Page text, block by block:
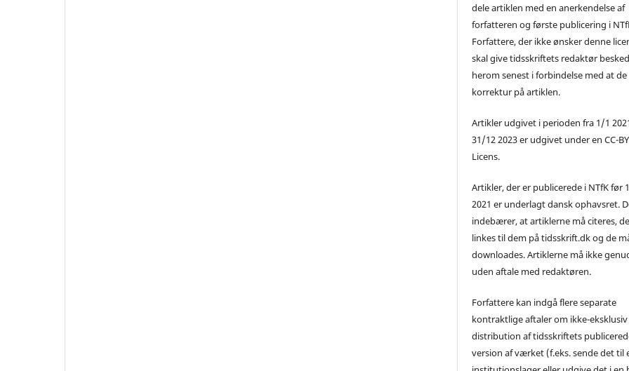
dele artiklen med en anerkendelse af
forfatteren og første publicering i
Forfattere, der ikke ønsker denne
skal give tidsskriftets redaktør besked
herom senest i forbindelse med at
korrektur på artiklen.
Artikler udgivet i perioden fra 1/1
31/12 2023 er udgivet under en CC-
Licens.
Artikler, der er publicerede i NTfK før
2021 er underlagt dansk ophavsret.
indebærer, at artiklerne må citeres,
linkes til dem på tidsskrift.dk og de
downloades. Artiklerne må ikke
uden aftale med redaktøren.
Forfattere kan indgå flere separate
kontraktlige aftaler om ikke-eksklusiv
distribution af tidsskriftets
version af værket (f.eks. sende det til